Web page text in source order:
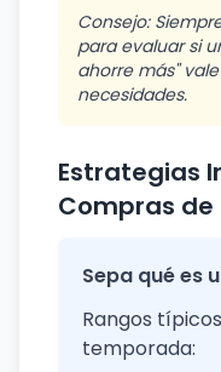
Consejo:
para evaluar si
ahorre más"
necesidades.
Estrategias
Compras de
Sepa qué es
Rangos
temporada: